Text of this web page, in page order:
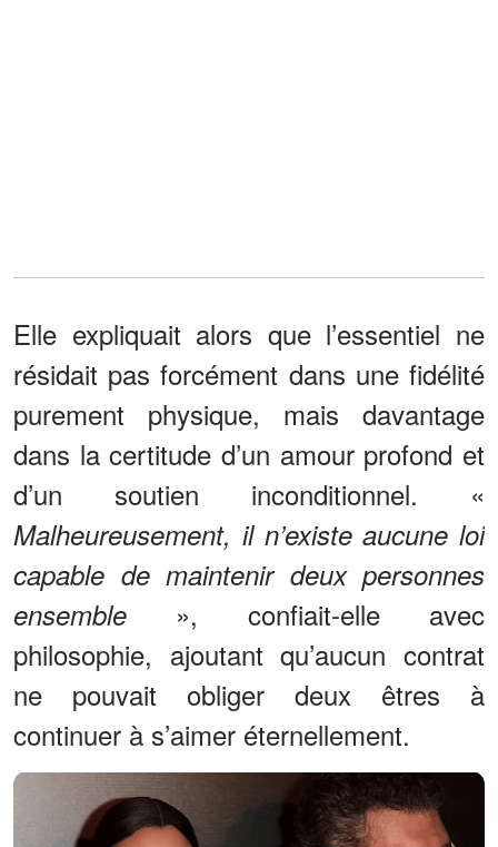
Elle expliquait alors que l’essentiel ne
résidait pas forcément dans une fidélité
purement physique, mais davantage
dans la certitude d’un amour profond et
d’un soutien inconditionnel. «
Malheureusement, il n’existe aucune loi
capable de maintenir deux personnes
ensemble », confiait-elle avec
philosophie, ajoutant qu’aucun contrat
ne pouvait obliger deux êtres à
continuer à s’aimer éternellement.